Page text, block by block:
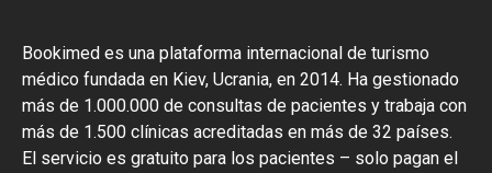
Bookimed es una plataforma internacional de turismo
médico fundada en Kiev, Ucrania, en 2014. Ha gestionado
más de 1.000.000 de consultas de pacientes y trabaja con
más de 1.500 clínicas acreditadas en más de 32 países.
El servicio es gratuito para los pacientes – solo pagan el